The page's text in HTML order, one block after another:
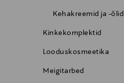
Kehakreemid ja -õlid
Kinkekomplektid
Looduskosmeetika
Meigitarbed